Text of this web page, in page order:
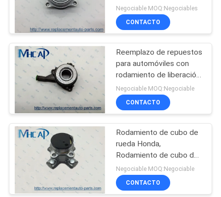
MAPA
DEL
SITIO
PRIVACY
POLICY
Bobina de ignición
auto
117
Piezas de automóvil
Honda
269
eje de rueda posterior
43560-26010
Negociable MOQ:Negociables
CONTACTO
Reemplazo de repuestos
para automóviles con
rodamiento de liberación
OEM 4C11-7C559-AB
1468026 para Ford
Negociable MOQ:Negociable
CONTACTO
Rodamiento de cubo de
rueda Honda,
Rodamiento de cubo de
rueda del eje trasero
OEM 42200-T5B-951
Negociable MOQ:Negociable
CONTACTO